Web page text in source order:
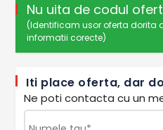
Nu uita de codul
(Identificam usor oferta dorita
informatii corecte)
Iti place oferta, dar
Ne poti contacta cu un